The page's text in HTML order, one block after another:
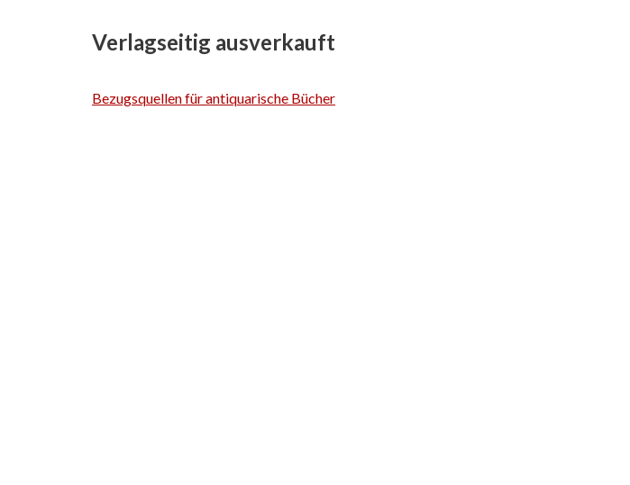
Verlagseitig ausverkauft
Bezugsquellen für antiquarische Bücher